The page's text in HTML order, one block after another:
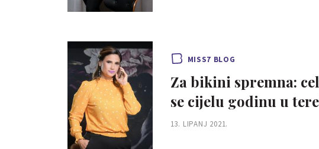
MISS7 BLOG
Za bikini spremna:
se cijelu godinu u
13. LIPANJ 2021.